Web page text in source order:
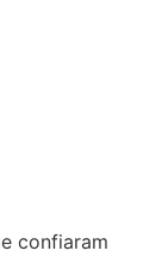
confiaram